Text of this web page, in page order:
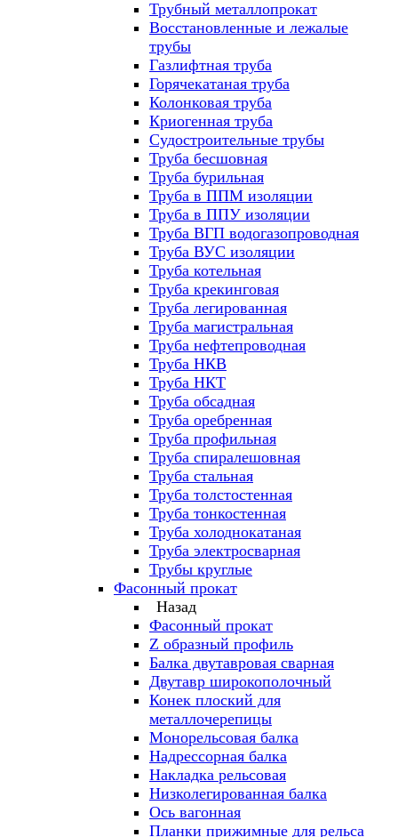
Трубный металлопрокат
Восстановленные и лежалые
трубы
Газлифтная труба
Горячекатаная труба
Колонковая труба
Криогенная труба
Судостроительные трубы
Труба бесшовная
Труба бурильная
Труба в ППМ изоляции
Труба в ППУ изоляции
Труба ВГП водогазопроводная
Труба ВУС изоляции
Труба котельная
Труба крекинговая
Труба легированная
Труба магистральная
Труба нефтепроводная
Труба НКВ
Труба НКТ
Труба обсадная
Труба оребренная
Труба профильная
Труба спиралешовная
Труба стальная
Труба толстостенная
Труба тонкостенная
Труба холоднокатаная
Труба электросварная
Трубы круглые
Фасонный прокат
Назад
Фасонный прокат
Z образный профиль
Балка двутавровая сварная
Двутавр широкополочный
Конек плоский для
металлочерепицы
Монорельсовая балка
Надрессорная балка
Накладка рельсовая
Низколегированная балка
Ось вагонная
Планки прижимные для рельса